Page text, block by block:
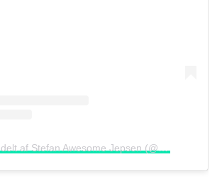
Et opslag delt af Stefan Awesome Jepsen (@stefan.stormand)